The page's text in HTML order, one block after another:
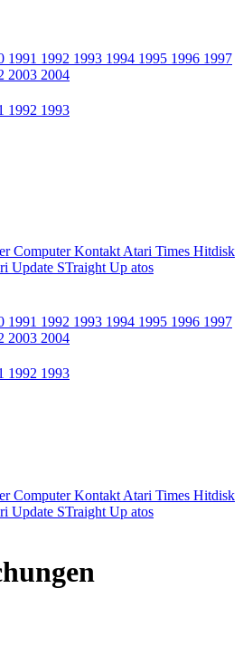
1991 1992 1993 1994 1995 1996 1997
2003 2004
1992 1993
Computer Kontakt Atari Times Hitdisk
Update STraight Up atos
1991 1992 1993 1994 1995 1996 1997
2003 2004
1992 1993
Computer Kontakt Atari Times Hitdisk
Update STraight Up atos